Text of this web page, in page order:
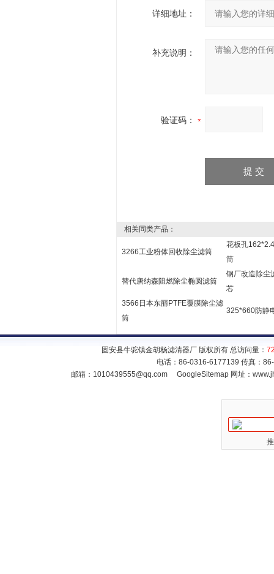
详细地址：
补充说明：
验证码：
相关同类产品：
3266工业粉体回收除尘滤筒
花板孔
筒
替代唐纳森阻燃除尘椭圆滤筒
钢厂改造除尘
芯
3566日本东丽PTFE覆膜除尘滤
筒
325*660防静
固安县牛驼镇金胡杨滤清器厂 版权所有 总访问量：
电话：86-0316-6177139 传真：
邮箱： 1010439555@qq.com GoogleSitemap网址：